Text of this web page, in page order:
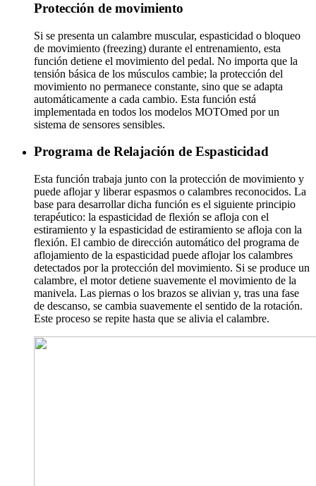
Protección de movimiento
Si se presenta un calambre muscular, espasticidad o bloqueo
de movimiento (freezing) durante el entrenamiento, esta
función detiene el movimiento del pedal. No importa que la
tensión básica de los músculos cambie; la protección del
movimiento no permanece constante, sino que se adapta
automáticamente a cada cambio. Esta función está
implementada en todos los modelos MOTOmed por un
sistema de sensores sensibles.
Programa de Relajación de Espasticidad
Esta función trabaja junto con la protección de movimiento y
puede aflojar y liberar espasmos o calambres reconocidos. La
base para desarrollar dicha función es el siguiente principio
terapéutico: la espasticidad de flexión se afloja con el
estiramiento y la espasticidad de estiramiento se afloja con la
flexión. El cambio de dirección automático del programa de
aflojamiento de la espasticidad puede aflojar los calambres
detectados por la protección del movimiento. Si se produce un
calambre, el motor detiene suavemente el movimiento de la
manivela. Las piernas o los brazos se alivian y, tras una fase
de descanso, se cambia suavemente el sentido de la rotación.
Este proceso se repite hasta que se alivia el calambre.